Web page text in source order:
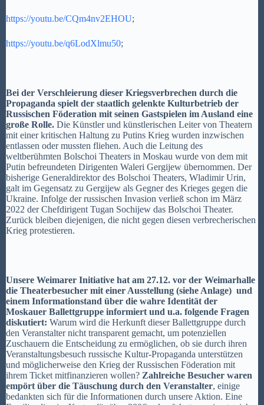
https://youtu.be/CQm4nv2EHOU;
https://youtu.be/q6LodXlmu50;
Bei der Verschleierung dieser Kriegsverbrechen durch die
Propaganda spielt der staatlich gelenkte Kulturbetrieb der
Russischen Föderation mit seinen Gastspielen im Ausland eine
große Rolle. Die Künstler und künstlerischen Leiter von Theatern
mit einer kritischen Haltung zu Putins Krieg wurden inzwischen
entlassen oder mussten fliehen. Auch die Leitung des
weltberühmten Bolschoi Theaters in Moskau wurde von dem mit
Putin befreundeten Dirigenten Waleri Gergijew übernommen. Der
bisherige Generaldirektor des Bolschoi Theaters, Wladimir Urin,
galt im Gegensatz zu Gergijew als Gegner des Krieges gegen die
Ukraine. Infolge der russischen Invasion verließ schon im März
2022 der Chefdirigent Tugan Sochijew das Bolschoi Theater.
Zurück bleiben diejenigen, die nicht gegen diesen verbrecherischen
Krieg protestieren.
Unsere Weimarer Initiative hat am 27.12. vor der Weimarhalle
die Theaterbesucher mit einer Ausstellung (siehe Anlage) und
einem Informationstand über die wahre Identität der
Moskauer Ballettgruppe informiert und u.a. folgende Fragen
diskutiert: Warum wird die Herkunft dieser Ballettgruppe durch
den Veranstalter nicht transparent gemacht, um potenziellen
Zuschauern die Entscheidung zu ermöglichen, ob sie durch ihren
Veranstaltungsbesuch russische Kultur-Propaganda unterstützen
und möglicherweise den Krieg der Russischen Föderation mit
ihrem Ticket mitfinanzieren wollen? Zahlreiche Besucher waren
empört über die Täuschung durch den Veranstalter, einige
bedankten sich für die Informationen durch unsere Aktion. Eine